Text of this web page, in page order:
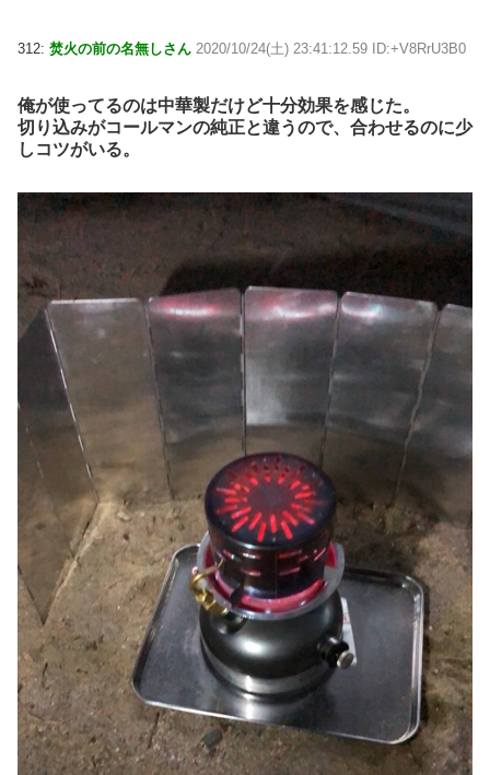
312: 焚火の前の名無しさん 2020/10/24(土) 23:41:12.59 ID:+V8RrU3B0
俺が使ってるのは中華製だけど十分効果を感じた。
切り込みがコールマンの純正と違うので、合わせるのに少
しコツがいる。